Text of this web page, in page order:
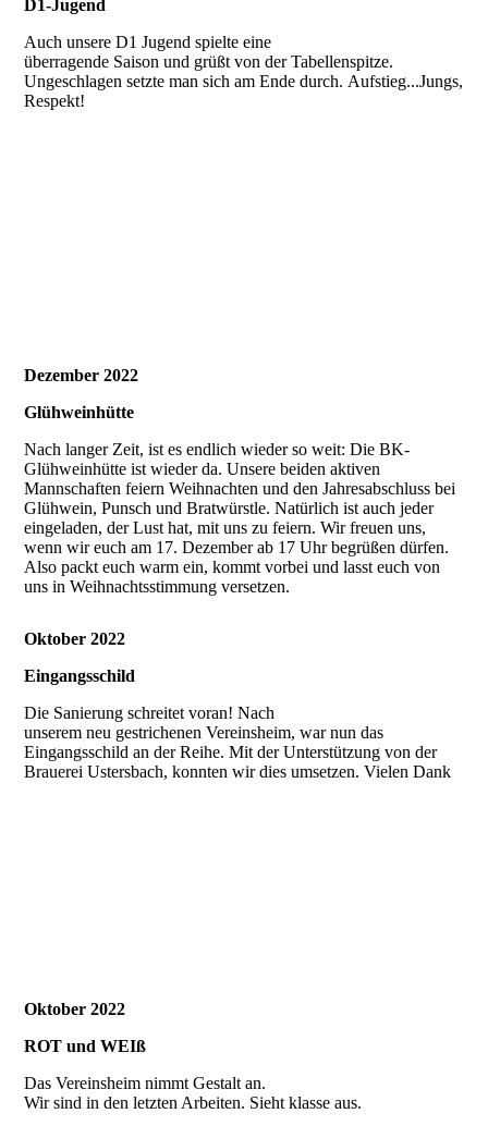
D1-Jugend
Auch unsere D1 Jugend spielte eine
überragende Saison und grüßt von der Tabellenspitze.
Ungeschlagen setzte man sich am Ende durch. Aufstieg...Jungs,
Respekt!
Dezember 2022
Glühweinhütte
Nach langer Zeit, ist es endlich wieder so weit: Die BK-
Glühweinhütte ist wieder da. Unsere beiden aktiven
Mannschaften feiern Weihnachten und den Jahresabschluss bei
Glühwein, Punsch und Bratwürstle. Natürlich ist auch jeder
eingeladen, der Lust hat, mit uns zu feiern. Wir freuen uns,
wenn wir euch am 17. Dezember ab 17 Uhr begrüßen dürfen.
Also packt euch warm ein, kommt vorbei und lasst euch von
uns in Weihnachtsstimmung versetzen.
Oktober 2022
Eingangsschild
Die Sanierung schreitet voran! Nach
unserem neu gestrichenen Vereinsheim, war nun das
Eingangsschild an der Reihe. Mit der Unterstützung von der
Brauerei Ustersbach, konnten wir dies umsetzen. Vielen Dank
Oktober 2022
ROT und WEIß
Das Vereinsheim nimmt Gestalt an.
Wir sind in den letzten Arbeiten. Sieht klasse aus.